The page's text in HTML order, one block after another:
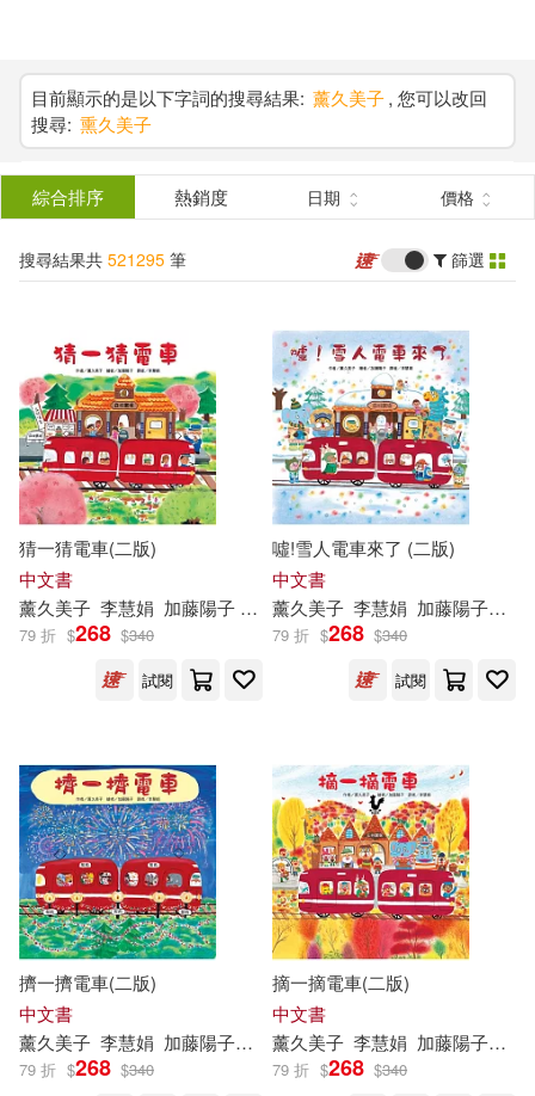
尋分類
美妝(3887) 服飾(2814)
家居生活(4372) 美食(1752)
3C(3314) 家電(4009)
保健(1580) 設計文具(4766)
無印良品(105) 星巴克(12)
休閒生活(2010)
婦幼生活(6932)
餐廚生活(5561)
電子票證(144)
作者 (可複選)
PRESTIGE DIGITAL BOOK SERIE
S(3335)
ケイ・エム・プロデュース(3075)
プレステージ出版（写真集）(278
2)
プレステージ出版(写真集)(2487)
MAX-A(2223)
Milkyway(2096) TMA(1774)
h.m.p(1521)
チェリーズ(1312) HA(1307)
展開
出版社 (可複選)
悅文社(40772) 東立(21890)
MTEX(12026)
台灣角川(9766)
TMEplus(8501) 尖端(8320)
PAD(8277)
配送方式
目前顯示的是以下字詞的搜尋結果: 薰久美子, 您可以改回
搜尋: 熏久美子
綜合排序 熱銷度 日期 價格
搜尋結果共 521295 筆 篩選
猜一猜電車(二版)
中文書
薰久美子 李慧娟 加藤陽子 （かとうようこ）
79 折 $268 $340
試閱
噓!雪人電車來了 (二版)
中文書
薰久美子 李慧娟 加藤陽子（かとうようこ）
79 折 $268 $340
試閱
擠一擠電車(二版)
中文書
薰久美子 李慧娟 加藤陽子（かとうようこ）
79 折 $268 $340
摘一摘電車(二版)
中文書
薰久美子 李慧娟 加藤陽子（かとうようこ）
79 折 $268 $340